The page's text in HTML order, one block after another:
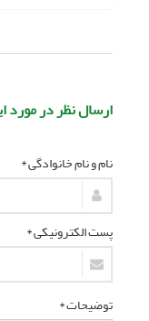
ارسال نظر در مورد
نام و نام خانوادگی *
پست الکترونیکی *
توضیحات *